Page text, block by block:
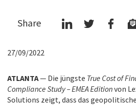
Share
27/09/2022
ATLANTA— Die jüngste True Cost of
Compliance Study – EMEA Editionvon
Solutions zeigt, dass das